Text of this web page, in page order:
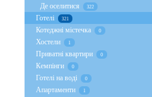
Де оселитися 322
Готелі 321
Котеджні містечка 0
Хостели 1
Приватні квартири 0
Кемпінги 0
Готелі на воді 0
Апартаменти 1